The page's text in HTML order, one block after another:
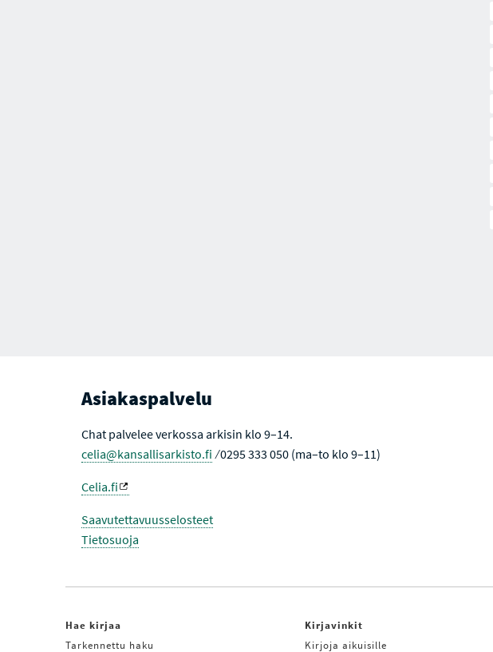
Asiakaspalvelu
Chat palvelee verkossa arkisin klo 9–14.
celia@kansallisarkisto.fi ⁄ 0295 333 050 (ma–to klo 9–11)
Celia.fi
Saavutettavuusselosteet
Tietosuoja
Hae kirjaa
Tarkennettu haku
Kirjavinkit
Kirjoja aikuisille